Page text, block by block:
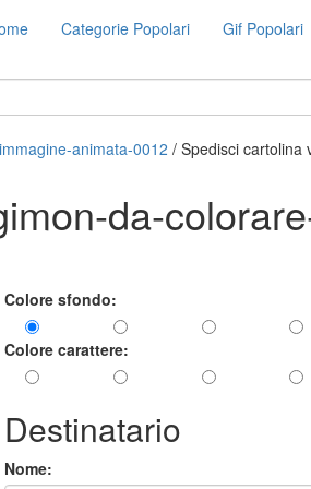
Categorie Popolari Gif Popolari
animata-0012 / Spedisci cartolina
da-
Colore sfondo:
Colore carattere:
Destinatario
Nome: